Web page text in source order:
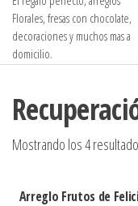
Florales, fresas con chocolate,
decoraciones y muchos mas a
domicilio.
Mostrando los 4
Arreglo Frutos de